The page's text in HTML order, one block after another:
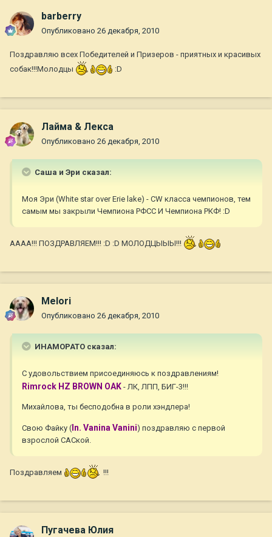
barberry
Опубликовано 26 декабря, 2010
Поздравляю всех Победителей и Призеров - приятных и красивых
собак!!!Молодцы
:D
Лайма & Лекса
Опубликовано 26 декабря, 2010
Саша и Эри сказал:
Моя Эри (White star over Erie lake) - СW класса чемпионов, тем
самым мы закрыли Чемпиона РФСС И Чемпиона РКФ! :D
АААА!!! ПОЗДРАВЛЯЕМ!!! :D :D МОЛОДЦЫЫЫ!!!
Melori
Опубликовано 26 декабря, 2010
ИНАМОРАТО сказал:
С удовольствием присоединяюсь к поздравлениям!
Rimrock HZ BROWN OAK - ЛК, ЛПП, БИГ-3!!!
Михайлова, ты бесподобна в роли хэндлера!
Свою Файку ( In. Vanina Vanini) поздравляю с первой
взрослой САСкой.
Поздравляем !!!
Пугачева Юлия